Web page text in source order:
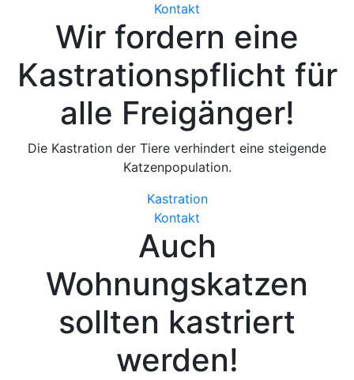
Kontakt
Wir fordern eine
Kastrationspflicht für
alle Freigänger!
Die Kastration der Tiere verhindert eine steigende
Katzenpopulation.
Kastration
Kontakt
Auch
Wohnungskatzen
sollten kastriert
werden!